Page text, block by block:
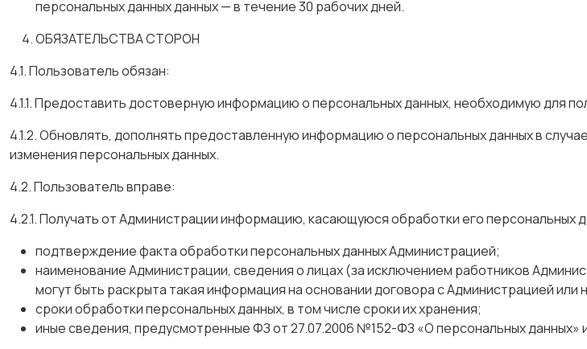
персональных данных данных — в течение 30 рабочих дней.
ОБЯЗАТЕЛЬСТВА СТОРОН
4.1. Пользователь обязан:
4.1.1. Предоставить достоверную информацию о персональных данных, необходимую для
4.1.2. Обновлять, дополнять предоставленную информацию о персональных данных в
изменения персональных данных.
4.2. Пользователь вправе:
4.2.1. Получать от Администрации информацию, касающуюся обработки его персональных
подтверждение факта обработки персональных данных Администрацией;
наименование Администрации, сведения о лицах (за исключением работников
могут быть раскрыта такая информация на основании договора с Администрацией или
сроки обработки персональных данных, в том числе сроки их хранения;
иные сведения, предусмотренные ФЗ от 27.07.2006 №152-ФЗ «О персональных данных»